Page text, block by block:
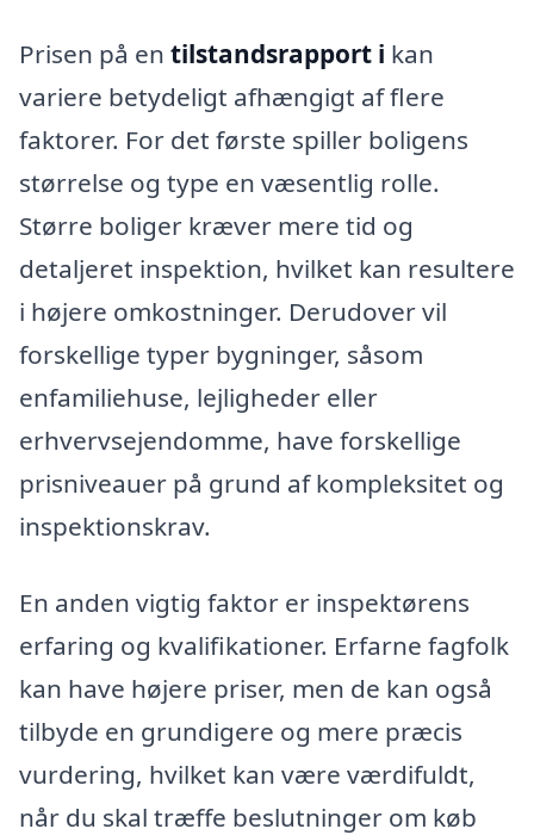
Prisen på en tilstandsrapport i kan
variere betydeligt afhængigt af flere
faktorer. For det første spiller boligens
størrelse og type en væsentlig rolle.
Større boliger kræver mere tid og
detaljeret inspektion, hvilket kan resultere
i højere omkostninger. Derudover vil
forskellige typer bygninger, såsom
enfamiliehuse, lejligheder eller
erhvervsejendomme, have forskellige
prisniveauer på grund af kompleksitet og
inspektionskrav.
En anden vigtig faktor er inspektørens
erfaring og kvalifikationer. Erfarne fagfolk
kan have højere priser, men de kan også
tilbyde en grundigere og mere præcis
vurdering, hvilket kan være værdifuldt,
når du skal træffe beslutninger om køb